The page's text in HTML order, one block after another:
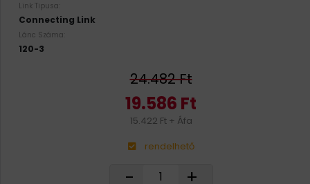
Link Tipusa:
Connecting Link
Lánc Száma:
120-3
24.482 Ft
19.586 Ft
15.422 Ft + Áfa
rendelhető
- +